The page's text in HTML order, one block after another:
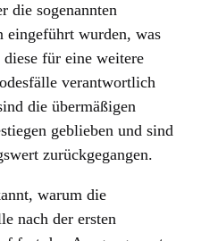
die sogenannten
eingeführt wurden, was
für eine weitere
verantwortlich
die übermäßigen
geblieben und sind
zurückgegangen.
warum die
nach der ersten